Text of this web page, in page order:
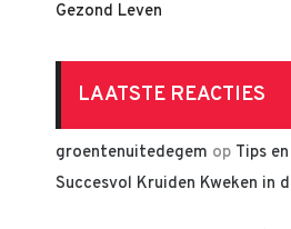
Gezond Leven
LAATSTE REACTIES
groentenuitedegem op Tips
Succesvol Kruiden Kweken in